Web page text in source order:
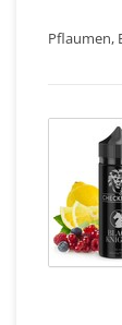
Pflaumen,